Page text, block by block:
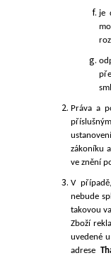
je
Práva a
zákoníku
ve znění
V
nebude
takovou
Zboží
uvedené
adreseTh